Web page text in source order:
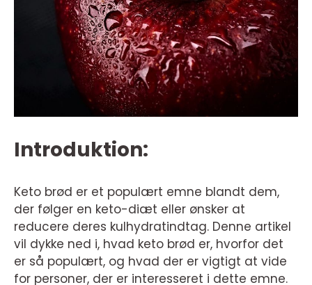
Introduktion:
Keto brød er et populært emne blandt dem,
der følger en keto-diæt eller ønsker at
reducere deres kulhydratindtag. Denne artikel
vil dykke ned i, hvad keto brød er, hvorfor det
er så populært, og hvad der er vigtigt at vide
for personer, der er interesseret i dette emne.